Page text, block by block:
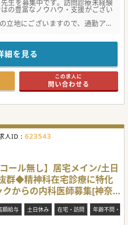
生を募集中です。訪問診療未経験
の豊富なノウハウ・支援がござい
立地にございますので、通勤アク
す。
の訪問診療クリニックを持つ法人
ついてのノウハウがございます。
したクリニックとして、拠点数・
2倍以上を目標に掲げられていま
ず、医師体制の充実により内科疾
せる構想もお持ちです。
程度であり、かつ効率的に周る
ため、無理なく効率的な訪問が行
神保健福祉士が事前に訪問の上状
いと判断した場合のみ診療を開始
などは法人側にてご対応いただけ
境が整っております。
タッフとして精神保健福祉士又は
の3名の訪問体制となります。
管理料や処方箋の情報入力がある
細を見る
この求人に
問い合わせる
人ID : 623543
ール無し】居宅メイン/土日
群◆精神科在宅診療に特化
からの内科医師募集[神奈
額給与 土日休み 在宅・訪問 年齢不問・ベ